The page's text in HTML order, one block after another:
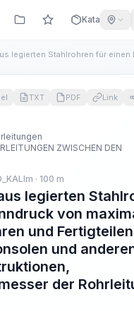
Katalog
TXT PDF Link
ZWISCHEN DEN
· 100 m
legierten
von
und
und
der